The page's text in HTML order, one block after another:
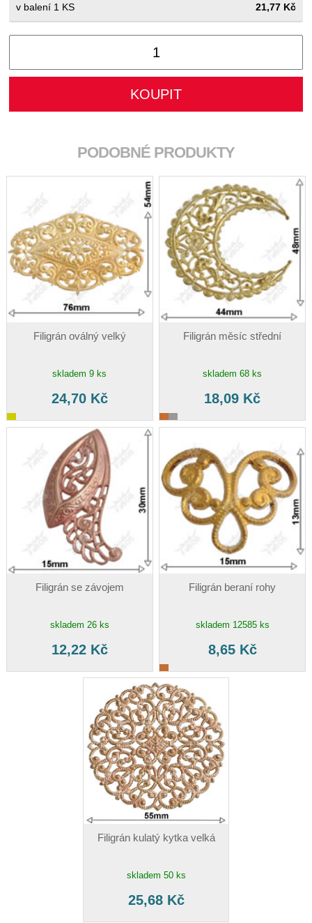
1 KS 21,77 Kč
PODOBNÉ PRODUKTY
Filigrán oválný velký
skladem 9 ks
24,70 Kč
Filigrán měsíc střední
skladem 68 ks
18,09 Kč
Filigrán se závojem
skladem 26 ks
12,22 Kč
Filigrán beraní rohy
skladem 12585 ks
8,65 Kč
Filigrán kulatý kytka velká
skladem 50 ks
25,68 Kč